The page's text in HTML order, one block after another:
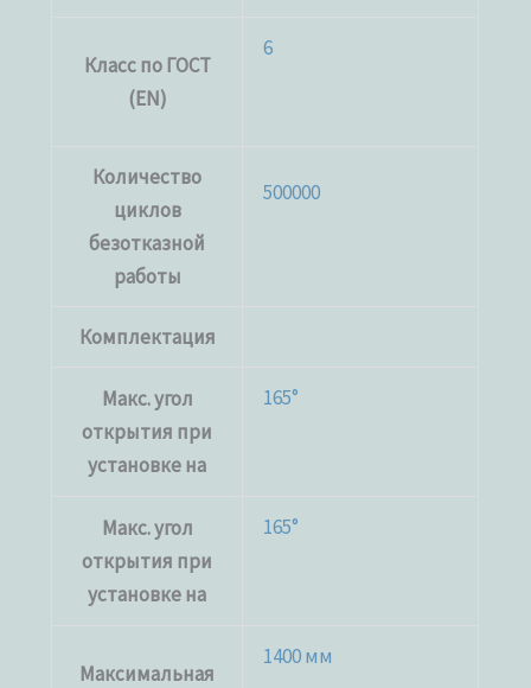
Класс по ГОСТ
(EN)
6
Количество
циклов
безотказной
работы
500000
Комплектация
Макс. угол
открытия при
установке на
165°
Макс. угол
открытия при
установке на
165°
Максимальная
1400 мм